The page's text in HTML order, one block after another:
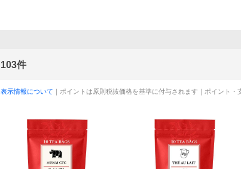
103件
表示情報について ｜ポイントは原則税抜価格を基準に付与されます｜ポイント